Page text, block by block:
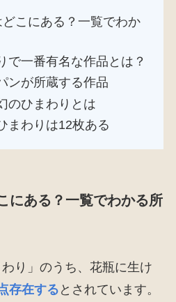
こにある？一覧でわか
で一番有名な作品とは？
ンが所蔵する作品
のひまわりとは
まわりは12枚ある
にある？一覧でわかる所
り」のうち、花瓶に生け
存在するとされています。